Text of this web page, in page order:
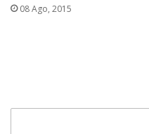
08 Ago, 2015